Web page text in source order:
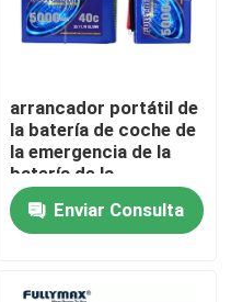
arrancador portátil de
la batería de coche de
la emergencia de la
batería de la
motocicleta del
comienzo del salto de
5000mAh 11.1v 400a
Enviar Consulta